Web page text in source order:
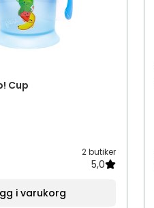
Cup
2 butiker
5,0
i varukorg